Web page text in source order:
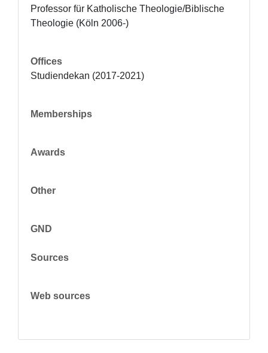
Professor für Katholische Theologie/Biblische
Theologie (Köln 2006-)
Offices
Studiendekan (2017-2021)
Memberships
Awards
Other
GND
Sources
Web sources